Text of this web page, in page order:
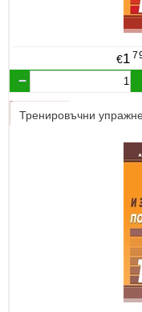
€1
Тренировъчни